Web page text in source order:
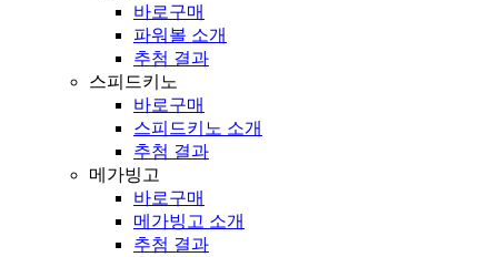
바로구매
파워볼 소개
추첨 결과
스피드키노
바로구매
스피드키노 소개
추첨 결과
메가빙고
바로구매
메가빙고 소개
추첨 결과